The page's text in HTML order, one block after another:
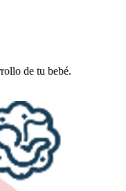
de tu bebé.